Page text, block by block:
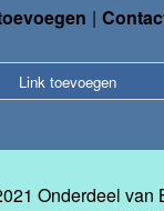
Link toevoegen
Onderdeel van